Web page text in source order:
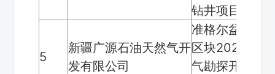
钻井项目临时
5
新疆广源石油天然气开
发有限公司
准格尔盆地大
区块2024年-
气勘探开发项